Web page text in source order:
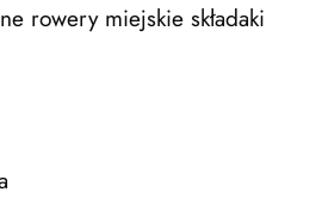
rowery miejskie składaki